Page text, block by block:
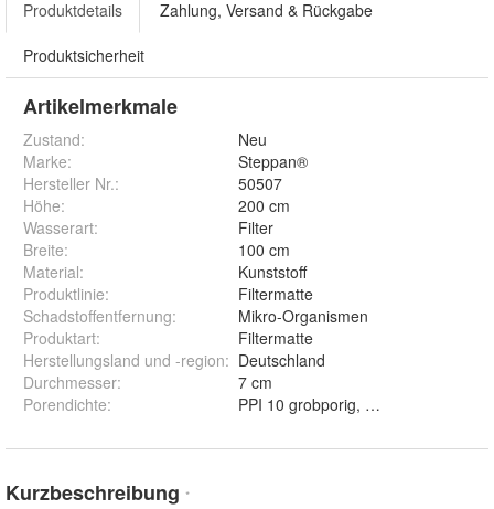
Produktdetails Zahlung, Versand & Rückgabe
Produktsicherheit
Artikelmerkmale
Zustand:
Neu
Marke:
Steppan®
Hersteller Nr.:
50507
Höhe:
200 cm
Wasserart:
Filter
Breite:
100 cm
Material:
Kunststoff
Produktlinie:
Filtermatte
Schadstoffentfernung:
Mikro-Organismen
Produktart:
Filtermatte
Herstellungsland und -region: Deutschland
Durchmesser:
7 cm
Porendichte:
Kurzbeschreibung *